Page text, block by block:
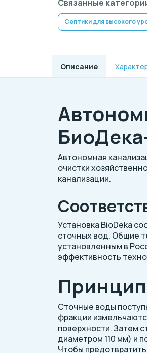
Связанные
Септики для высокого
Описание
Автономная
очистки
канализации.
Установка BioDeka
сточных вод. Общие
установленным в
эффективность
Сточные воды
фракции
поверхности. Затем
диаметром 110 мм) и
Чтобы